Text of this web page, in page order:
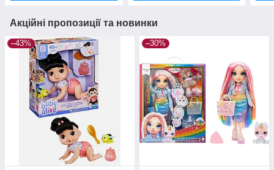
Акційні пропозиції та новинки
–43% –30%